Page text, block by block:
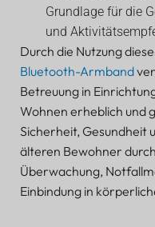
Grundlage für die
und
Durch die Nutzung
Bluetooth-Armband
Betreuung in
Wohnen erheblich und
Sicherheit, Gesundheit
älteren Bewohner
Überwachung,
Einbindung in